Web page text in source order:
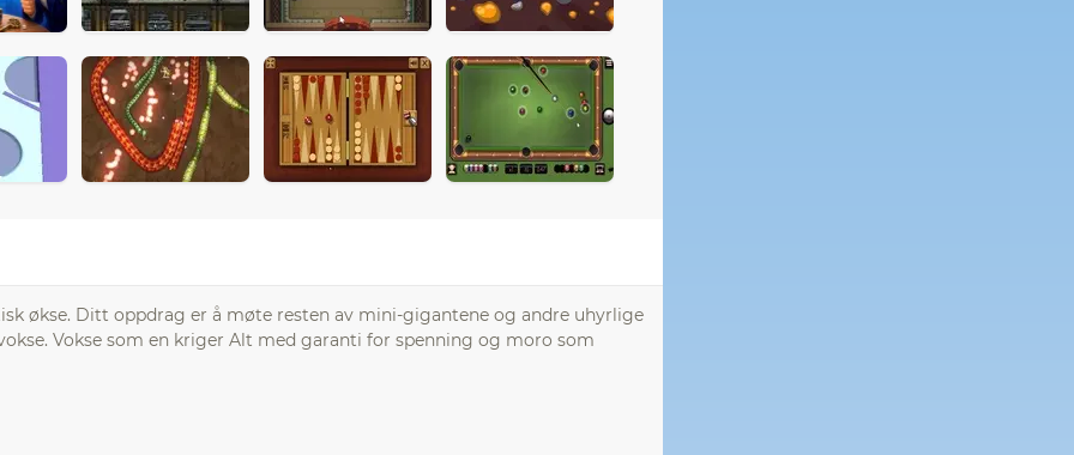
økse. Ditt oppdrag er å møte resten av mini-gigantene og andre uhyrlige
Vokse som en kriger Alt med garanti for spenning og moro som